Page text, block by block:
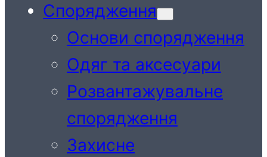
Спорядження
Основи спорядження
Одяг та аксесуари
Розвантажувальне
спорядження
Захисне